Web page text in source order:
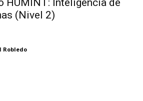
HUMINT: Inteligencia de
(Nivel 2)
Robledo